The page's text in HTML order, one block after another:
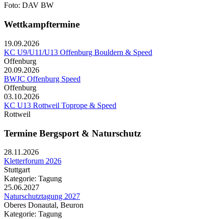
Foto: DAV BW
Wettkampftermine
19.09.2026
KC U9/U11/U13 Offenburg Bouldern & Speed
Offenburg
20.09.2026
BWJC Offenburg Speed
Offenburg
03.10.2026
KC U13 Rottweil Toprope & Speed
Rottweil
Termine Bergsport & Naturschutz
28.11.2026
Kletterforum 2026
Stuttgart
Kategorie: Tagung
25.06.2027
Naturschutztagung 2027
Oberes Donautal, Beuron
Kategorie: Tagung